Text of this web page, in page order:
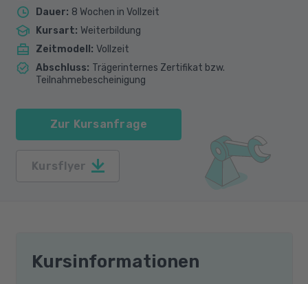
Dauer: 8 Wochen in Vollzeit
Kursart: Weiterbildung
Zeitmodell : Vollzeit
Abschluss: Trägerinternes Zertifikat bzw.
Teilnahmebescheinigung
Zur Kursanfrage
Kursflyer
Kursinformationen